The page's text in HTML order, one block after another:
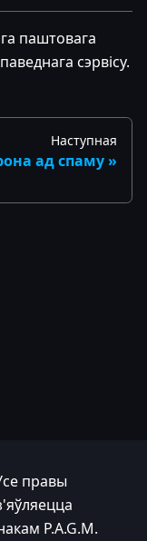
паштовага
сэрвісу.
Наступная
ад спаму
правы
P.A.G.M.